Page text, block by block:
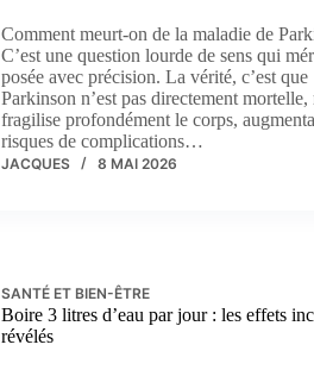
Comment meurt-on de la maladie de
C’est une question lourde de sens qui
posée avec précision. La vérité, c’est que
Parkinson n’est pas directement mortelle,
fragilise profondément le corps,
risques de complications…
JACQUES 8 MAI 2026
SANTÉ ET BIEN-ÊTRE
Boire 3 litres d’eau par jour : les effets
révélés